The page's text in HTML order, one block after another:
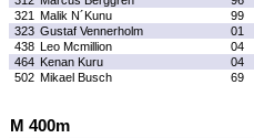
321 Malik N´Kunu 99
323 Gustaf Vennerholm 01
438 Leo Mcmillion 04
464 Kenan Kuru 04
502 Mikael Busch 69
M 400m